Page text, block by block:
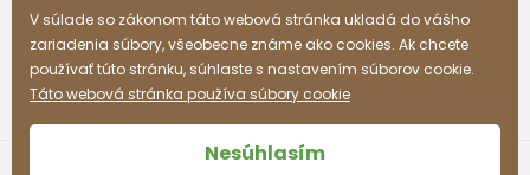
V súlade so zákonom táto webová stránka ukladá do vášho
zariadenia súbory, všeobecne známe ako cookies. Ak chcete
používať túto stránku, súhlaste s nastavením súborov cookie.
Táto webová stránka používa súbory cookie
Nesúhlasím